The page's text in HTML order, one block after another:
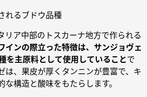
リア中部のトスカーナ地方で作られる
インの際立った特徴は、サンジョヴェ
を主原料として使用していることで
は、果皮が厚くタンニンが豊富で、キ
な構造と酸味をもたらします。